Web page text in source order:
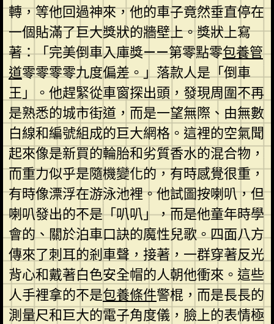
轉，等他回過神來，他的車子竟然垂直停在
一個貼滿了巨大獎狀的牆壁上。獎狀上寫
著：「完美倒車入庫獎——第零點零包養管
道零零零零九度偏差。」落款人是「倒車
王」。他趕緊從車窗探出頭，發現周圍不再
是熟悉的城市街道，而是一望無際、由無數
白線和編號組成的巨大網格。這裡的空氣聞
起來像是新買的輪胎和劣質香水的混合物，
而重力似乎是隨機變化的，有時感覺很重，
有時像漂浮在游泳池裡。他試圖按喇叭，但
喇叭發出的不是「叭叭」，而是他童年時學
會的、關於泊車口訣的魔性兒歌。四面八方
傳來了刺耳的剎車聲，接著，一群穿著反光
背心和戴著白色安全帽的人朝他衝來。這些
人手裡拿的不是包養條件警棍，而是長長的
測量尺和巨大的電子角度儀，臉上的表情極